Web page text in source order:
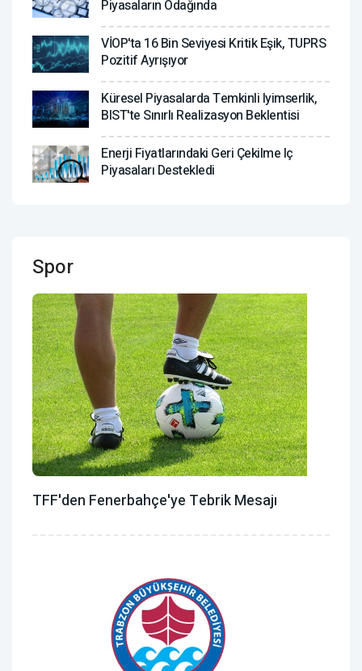
Piyasaların Odağında
VİOP'ta 16 Bin Seviyesi Kritik Eşik, TUPRS
Pozitif Ayrışıyor
Küresel Piyasalarda Temkinli Iyimserlik,
BIST'te Sınırlı Realizasyon Beklentisi
Enerji Fiyatlarındaki Geri Çekilme Iç
Piyasaları Destekledi
Spor
TFF'den Fenerbahçe'ye Tebrik Mesajı